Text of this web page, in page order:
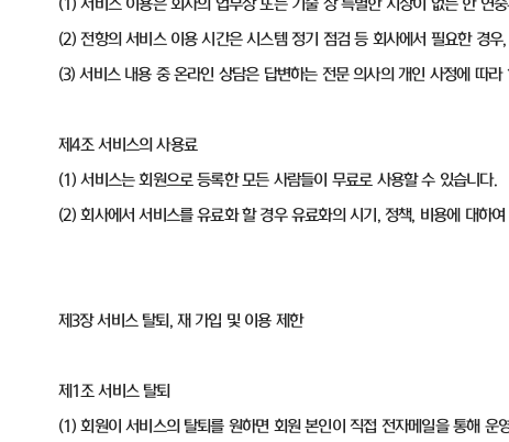
(1) 서비스 이용은 회사의 업무상 또는 기술 상 특별한 지장이 없는 한 연
(2) 전항의 서비스 이용 시간은 시스템 정기 점검 등 회사에서 필요한 경
(3) 서비스 내용 중 온라인 상담은 답변하는 전문 의사의 개인 사정에 따
제4조 서비스의 사용료
(1) 서비스는 회원으로 등록한 모든 사람들이 무료로 사용할 수 있습니다.
(2) 회사에서 서비스를 유료화 할 경우 유료화의 시기, 정책, 비용에 대하
제3장 서비스 탈퇴, 재 가입 및 이용 제한
제1조 서비스 탈퇴
(1) 회원이 서비스의 탈퇴를 원하면 회원 본인이 직접 전자메일을 통해 운